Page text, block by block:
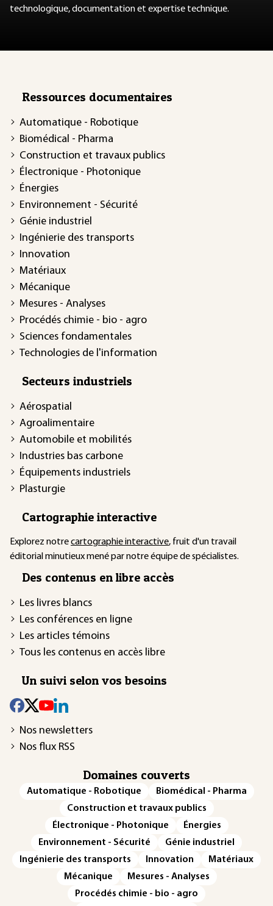
technologique, documentation et expertise technique.
Ressources documentaires
Automatique - Robotique
Biomédical - Pharma
Construction et travaux publics
Électronique - Photonique
Énergies
Environnement - Sécurité
Génie industriel
Ingénierie des transports
Innovation
Matériaux
Mécanique
Mesures - Analyses
Procédés chimie - bio - agro
Sciences fondamentales
Technologies de l'information
Secteurs industriels
Aérospatial
Agroalimentaire
Automobile et mobilités
Industries bas carbone
Équipements industriels
Plasturgie
Cartographie interactive
Explorez notrecartographie interactive, fruit d'un travail
éditorial minutieux mené par notre équipe de spécialistes.
Des contenus en libre accès
Les livres blancs
Les conférences en ligne
Les articles témoins
Tous les contenus en accès libre
Un suivi selon vos besoins
Nos newsletters
Nos flux RSS
Domaines couverts
Automatique - Robotique
Biomédical - Pharma
Construction et travaux publics
Électronique - Photonique
Énergies
Environnement - Sécurité
Génie industriel
Ingénierie des transports
Innovation
Matériaux
Mécanique
Mesures - Analyses
Procédés chimie - bio - agro